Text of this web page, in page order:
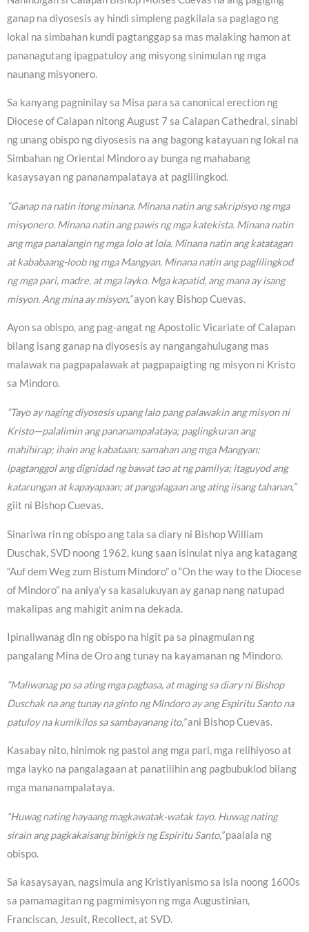
ganap na diyosesis ay hindi simpleng pagkilala sa paglago ng
lokal na simbahan kundi pagtanggap sa mas malaking hamon at
pananagutang ipagpatuloy ang misyong sinimulan ng mga
naunang misyonero.
Sa kanyang pagninilay sa Misa para sa canonical erection ng
Diocese of Calapan nitong August 7 sa Calapan Cathedral, sinabi
ng unang obispo ng diyosesis na ang bagong katayuan ng lokal na
Simbahan ng Oriental Mindoro ay bunga ng mahabang
kasaysayan ng pananampalataya at paglilingkod.
“Ganap na natin itong minana. Minana natin ang sakripisyo ng mga
misyonero. Minana natin ang pawis ng mga katekista. Minana natin
ang mga panalangin ng mga lolo at lola. Minana natin ang katatagan
at kababaang-loob ng mga Mangyan. Minana natin ang paglilingkod
ng mga pari, madre, at mga layko. Mga kapatid, ang mana ay isang
misyon. Ang mina ay misyon,”ayon kay Bishop Cuevas.
Ayon sa obispo, ang pag-angat ng Apostolic Vicariate of Calapan
bilang isang ganap na diyosesis ay nangangahulugang mas
malawak na pagpapalawak at pagpapaigting ng misyon ni Kristo
sa Mindoro.
“Tayo ay naging diyosesis upang lalo pang palawakin ang misyon ni
Kristo—palalimin ang pananampalataya; paglingkuran ang
mahihirap; ihain ang kabataan; samahan ang mga Mangyan;
ipagtanggol ang dignidad ng bawat tao at ng pamilya; itaguyod ang
katarungan at kapayapaan; at pangalagaan ang ating iisang tahanan,”
giit ni Bishop Cuevas.
Sinariwa rin ng obispo ang tala sa diary ni Bishop William
Duschak, SVD noong 1962, kung saan isinulat niya ang katagang
“Auf dem Weg zum Bistum Mindoro” o “On the way to the Diocese
of Mindoro” na aniya’y sa kasalukuyan ay ganap nang natupad
makalipas ang mahigit anim na dekada.
Ipinaliwanag din ng obispo na higit pa sa pinagmulan ng
pangalang Mina de Oro ang tunay na kayamanan ng Mindoro.
“Maliwanag po sa ating mga pagbasa, at maging sa diary ni Bishop
Duschak na ang tunay na ginto ng Mindoro ay ang Espiritu Santo na
patuloy na kumikilos sa sambayanang ito,”ani Bishop Cuevas.
Kasabay nito, hinimok ng pastol ang mga pari, mga relihiyoso at
mga layko na pangalagaan at panatilihin ang pagbubuklod bilang
mga mananampalataya.
“Huwag nating hayaang magkawatak-watak tayo. Huwag nating
sirain ang pagkakaisang binigkis ng Espiritu Santo,”paalala ng
obispo.
Sa kasaysayan, nagsimula ang Kristiyanismo sa isla noong 1600s
sa pamamagitan ng pagmimisyon ng mga Augustinian,
Franciscan, Jesuit, Recollect, at SVD.